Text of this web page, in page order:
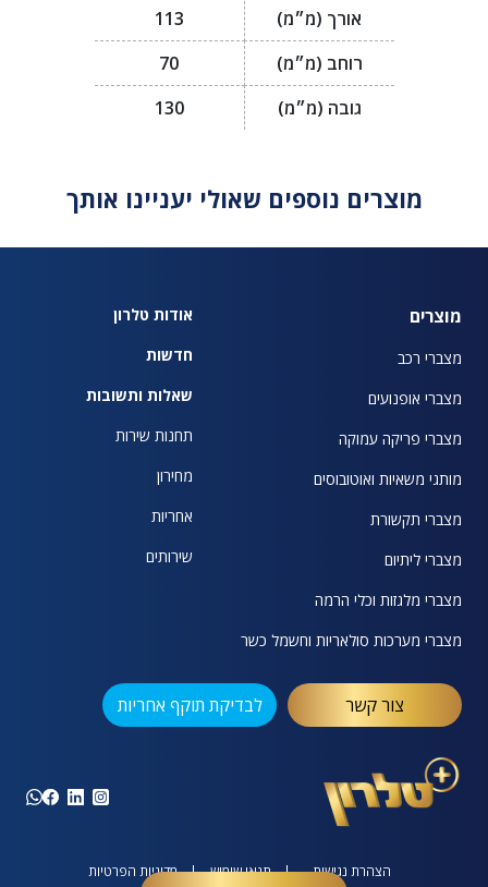
אורך (מ״מ)
113
רוחב (מ״מ)
70
גובה (מ״מ)
130
מוצרים נוספים שאולי יעניינו אותך
מוצרים
מצברי רכב
מצברי אופנועים
מצברי פריקה עמוקה
מותגי משאיות ואוטובוסים
מצברי תקשורת
מצברי ליתיום
מצברי מלגזות וכלי הרמה
מצברי מערכות סולאריות וחשמל כשר
אודות טלרון
חדשות
שאלות ותשובות
תחנות שירות
מחירון
אחריות
שירותים
צור קשר לבדיקת תוקף אחריות
הצהרת נגישות תנאי שימוש מדיניות הפרטיות